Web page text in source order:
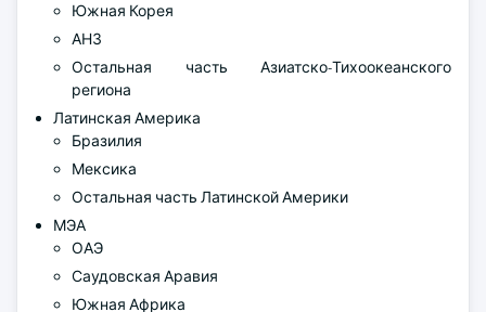
Южная Корея
АНЗ
Остальная часть Азиатско-Тихоокеанского
региона
Латинская Америка
Бразилия
Мексика
Остальная часть Латинской Америки
МЭА
ОАЭ
Саудовская Аравия
Южная Африка